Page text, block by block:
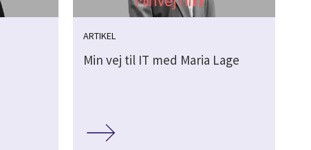
ARTIKEL
Min vej til IT med Maria Lage